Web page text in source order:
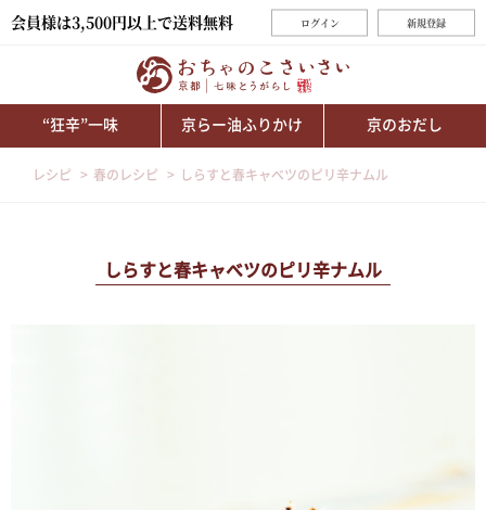
会員様は3,500円以上で送料無料 ログイン 新規登録
“狂辛”一味 京らー油ふりかけ 京のおだし
レシピ 春のレシピ しらすと春キャベツのピリ辛ナムル
しらすと春キャベツのピリ辛ナムル